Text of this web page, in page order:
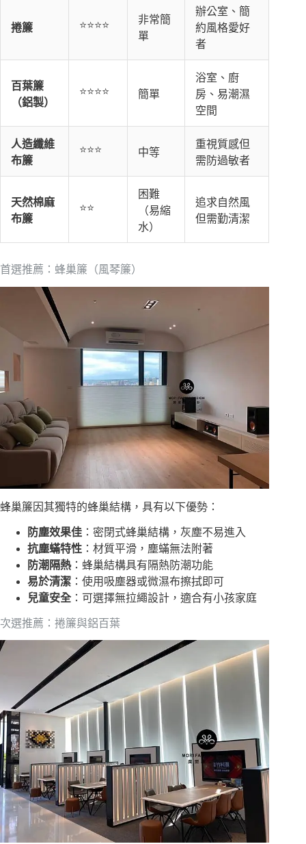
捲簾 ⭐⭐⭐⭐
非常簡
單
辦公室、簡
約風格愛好
者
百葉簾
（鋁製）
⭐⭐⭐⭐ 簡單
浴室、廚
房、易潮濕
空間
人造纖維
布簾
⭐⭐⭐ 中等
重視質感但
需防過敏者
天然棉麻
布簾
⭐⭐
困難
（易縮
水）
追求自然風
但需勤清潔
首選推薦：蜂巢簾（風琴簾）
蜂巢簾因其獨特的蜂巢結構，具有以下優勢：
防塵效果佳 ：密閉式蜂巢結構，灰塵不易進入
抗塵蟎特性 ：材質平滑，塵蟎無法附著
防潮隔熱：蜂巢結構具有隔熱防潮功能
易於清潔 ：使用吸塵器或微濕布擦拭即可
兒童安全 ：可選擇無拉繩設計，適合有小孩家庭
次選推薦：捲簾與鋁百葉